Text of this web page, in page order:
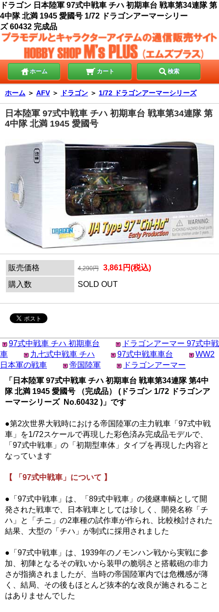
ドラゴン 日本陸軍 97式中戦車 チハ 初期車台 戦車第34連隊 第
4中隊 北満 1945 愛國号 1/72 ドラゴンアーマーシリー
ズ 60432 完成品
ホーム カート 検索
ホーム ＞ AFV ＞ ドラゴン ＞ 1/72 ドラゴンアーマーシリーズ
日本陸軍 97式中戦車 チハ 初期車台 戦車第34連隊 第
4中隊 北満 1945 愛國号
販売価格 4,290円
3,861円(税込)
購入数
SOLD OUT
97式中戦車 チハ 初期車台
ドラゴンアーマー 97式中戦
車
九七式中戦車 チハ 97式中戦車車台
WW2
日本軍の戦車
帝国陸軍
ドラゴンアーマー
「日本陸軍 97式中戦車 チハ 初期車台 戦車第34連隊 第4中
隊 北満 1945 愛國号 （完成品） (ドラゴン 1/72 ドラゴンア
ーマーシリーズ No.60432 )」です
●第2次世界大戦時における帝国陸軍の主力戦車「97式中戦
車」を1/72スケールで再現した彩色済み完成品モデルで、
「97式中戦車」の「初期型車体」タイプを再現した内容と
なっています
【 「97式中戦車」について 】
●「97式中戦車」は、「89式中戦車」の後継車輌として開
発された戦車で、日本戦車としては珍しく、開発名称「チ
ハ」と「チニ」の2車種の試作車が作られ、比較検討された
結果、大型の「チハ」が制式に採用されました
●「97式中戦車」は、1939年のノモンハン戦から実戦に参
加、初陣となるその戦いから装甲の脆弱さと搭載砲の非力
さが指摘されましたが、当時の帝国陸軍内では危機感が薄
く、結局、その後もほとんど抜本的な改良が施されること
はありませんでした